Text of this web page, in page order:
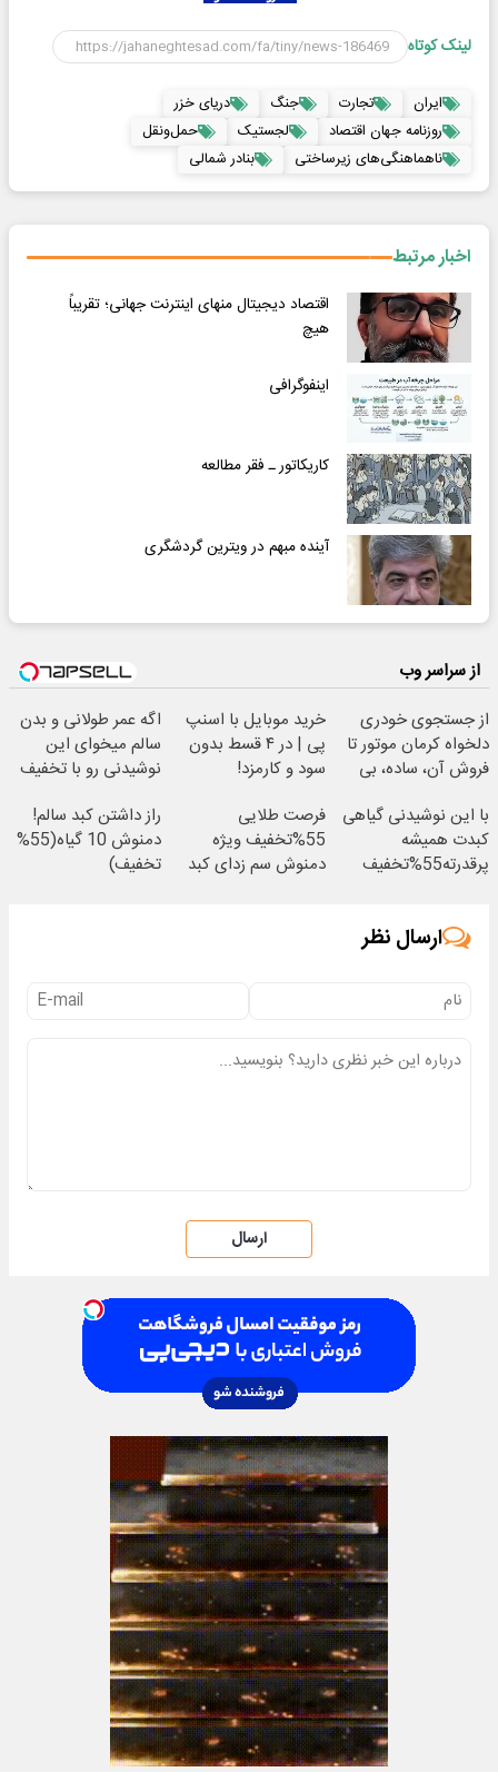
لینک کوتاه
ایران تجارت جنگ
دریای خزر
روزنامه جهان اقتصاد
لجستیک
حمل‌و‌نقل
ناهماهنگی‌های زیرساختی
بنادر شمالی
اخبار مرتبط
اقتصاد دیجیتال منهای اینترنت جهانی؛ تقریباً
هیچ
اینفوگرافی
کاریکاتور ـ فقر مطالعه
آینده مبهم در ویترین گردشگری
از سراسر وب
از جستجوی خودری
دلخواه کرمان موتور تا
فروش آن، ساده، بی
خرید موبایل با اسنپ
پی | در ۴ قسط بدون
سود و کارمزد!
اگه عمر طولانی و بدن
سالم میخوای این
نوشیدنی رو با تخفیف
با این نوشیدنی گیاهی
کبدت همیشه
پرقدرته55%تخفیف
فرصت طلایی
55%تخفیف ویژه
دمنوش سم زدای کبد
راز داشتن کبد سالم!
دمنوش 10 گیاه(55%
تخفیف)
ارسال نظر
ارسال